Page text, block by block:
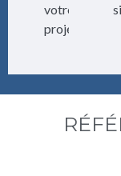
votre
projet.